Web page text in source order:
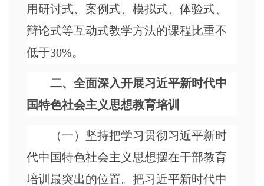
用研讨式、案例式、模拟式、体验式、
辩论式等互动式教学方法的课程比重不
低于30%。
二、全面深入开展习近平新时代中
国特色社会主义思想教育培训
（一）坚持把学习贯彻习近平新时
代中国特色社会主义思想摆在干部教育
培训最突出的位置。把习近平新时代中